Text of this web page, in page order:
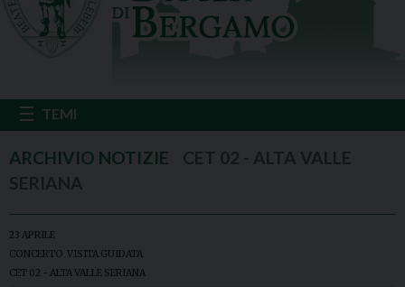
23 APRILE
CONCERTO VISITA GUIDATA
CET 02 - ALTA VALLE SERIANA